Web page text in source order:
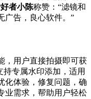
者小陈称赞：“滤镜和
广告，良心软件。”
，用户直接拍摄即可获
专属水印添加，适用
化体验，修复问题，确
业需求，帮助用户轻松